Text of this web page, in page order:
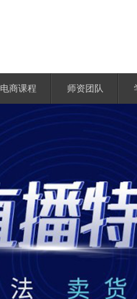
电商课程 师资团队